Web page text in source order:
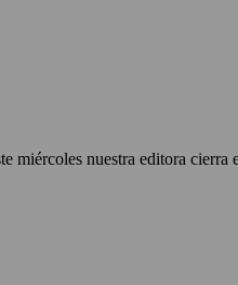
miércoles nuestra editora cierra